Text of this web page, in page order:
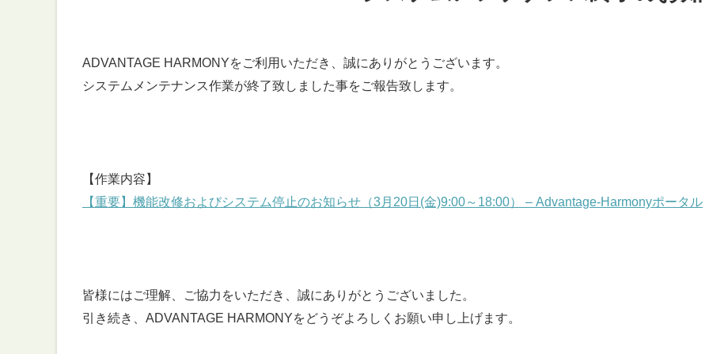
ADVANTAGE HARMONYをご利用いただき、誠にありがとうございます。
システムメンテナンス作業が終了致しました事をご報告致します。
【作業内容】
【重要】機能改修およびシステム停止のお知らせ（3月20日(金)9:00～18:00） – Advantage-Harmonyポータル
皆様にはご理解、ご協力をいただき、誠にありがとうございました。
引き続き、ADVANTAGE HARMONYをどうぞよろしくお願い申し上げます。